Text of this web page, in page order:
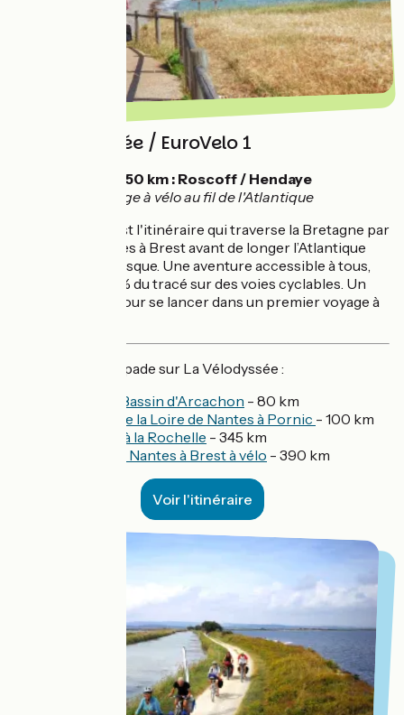
La Vélodyssée / EuroVelo 1
1250 km : Roscoff / Hendaye
Voyage à vélo au fil de l'Atlantique
La Vélodyssée est l'itinéraire qui traverse la Bretagne par
le Canal de Nantes à Brest avant de longer l’Atlantique
jusqu’à la Côte basque. Une aventure accessible à tous,
avec près de 80% du tracé sur des voies cyclables. Un
classique, idéal pour se lancer dans un premier voyage à
Nos idées d'escapade sur La Vélodyssée :
Le tour du Bassin d'Arcachon - 80 km
L'estuaire de la Loire de Nantes à Pornic - 100 km
De Nantes à la Rochelle - 345 km
Le Canal de Nantes à Brest à vélo - 390 km
Voir l'itinéraire